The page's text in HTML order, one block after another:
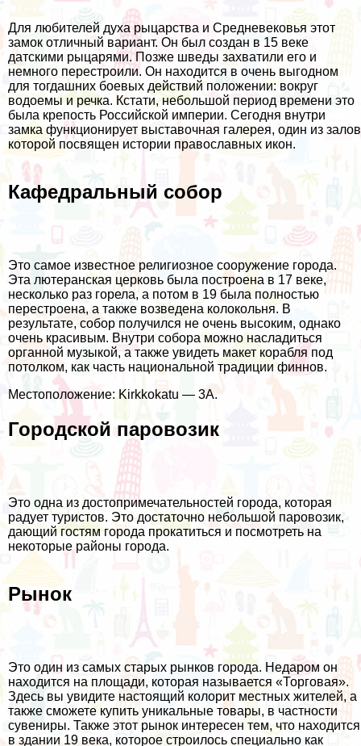
Для любителей духа рыцарства и Средневековья этот
замок отличный вариант. Он был создан в 15 веке
датскими рыцарями. Позже шведы захватили его и
немного перестроили. Он находится в очень выгодном
для тогдашних боевых действий положении: вокруг
водоемы и речка. Кстати, небольшой период времени это
была крепость Российской империи. Сегодня внутри
замка функционирует выставочная галерея, один из залов
которой посвящен истории православных икон.
Кафедральный собор
Это самое известное религиозное сооружение города.
Эта лютеранская церковь была построена в 17 веке,
несколько раз горела, а потом в 19 была полностью
перестроена, а также возведена колокольня. В
результате, собор получился не очень высоким, однако
очень красивым. Внутри собора можно насладиться
органной музыкой, а также увидеть макет корабля под
потолком, как часть национальной традиции финнов.
Местоположение: Kirkkokatu — 3A.
Городской паровозик
Это одна из достопримечательностей города, которая
радует туристов. Это достаточно небольшой паровозик,
дающий гостям города прокатиться и посмотреть на
некоторые районы города.
Рынок
Это один из самых старых рынков города. Недаром он
находится на площади, которая называется «Торговая».
Здесь вы увидите настоящий колорит местных жителей, а
также сможете купить уникальные товары, в частности
сувениры. Также этот рынок интересен тем, что находится
в здании 19 века, которое строилось специально как